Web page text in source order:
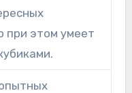
при этом умеет